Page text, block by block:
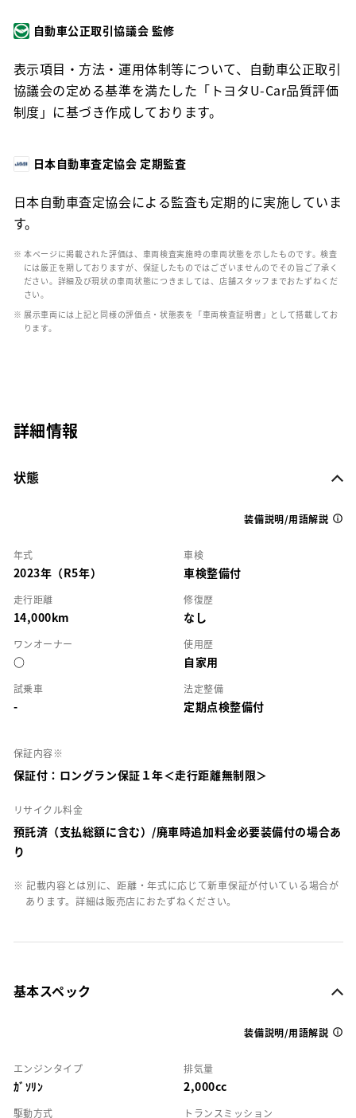
自動車公正取引協議会 監修
表示項目・方法・運用体制等について、自動車公正取引
協議会の定める基準を満たした「トヨタU-Car品質評価
制度」に基づき作成しております。
日本自動車査定協会 定期監査
日本自動車査定協会による監査も定期的に実施していま
す。
※ 本ページに掲載された評価は、車両検査実施時の車両状態を示したものです。検査
には厳正を期しておりますが、保証したものではございませんのでその旨ご了承く
ださい。詳細及び現状の車両状態につきましては、店舗スタッフまでおたずねくだ
さい。
※ 展示車両には上記と同様の評価点・状態表を「車両検査証明書」として搭載してお
ります。
詳細情報
状態
装備説明/用語解説
年式
2023年（R5年）
車検
車検整備付
走行距離
14,000km
修復歴
なし
ワンオーナー
○
使用歴
自家用
試乗車
-
法定整備
定期点検整備付
保証内容※
保証付：ロングラン保証１年＜走行距離無制限＞
リサイクル料金
預託済（支払総額に含む）/廃車時追加料金必要装備付の場合あ
り
※ 記載内容とは別に、距離・年式に応じて新車保証が付いている場合が
あります。詳細は販売店におたずねください。
基本スペック
装備説明/用語解説
エンジンタイプ
ｶﾞｿﾘﾝ
排気量
2,000cc
駆動方式 トランスミッション